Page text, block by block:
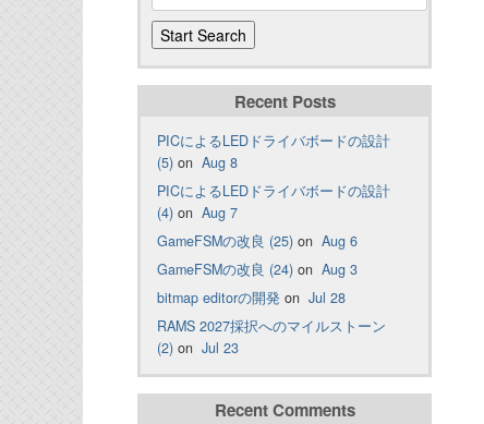
Recent Posts
PICによるLEDドライバボードの設計
(5) on Aug 8
PICによるLEDドライバボードの設計
(4) on Aug 7
GameFSMの改良 (25) on Aug 6
GameFSMの改良 (24) on Aug 3
bitmap editorの開発 on Jul 28
RAMS 2027採択へのマイルストーン
(2) on Jul 23
Recent Comments